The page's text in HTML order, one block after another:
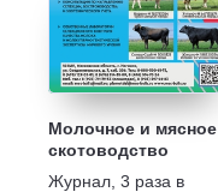
Молочное и мясное
скотоводство
Журнал 3 раза в